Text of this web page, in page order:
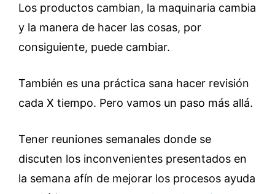
Los productos cambian, la maquinaria cambia
y la manera de hacer las cosas, por
consiguiente, puede cambiar.
También es una práctica sana hacer revisión
cada X tiempo. Pero vamos un paso más allá.
Tener reuniones semanales donde se
discuten los inconvenientes presentados en
la semana afín de mejorar los procesos ayuda